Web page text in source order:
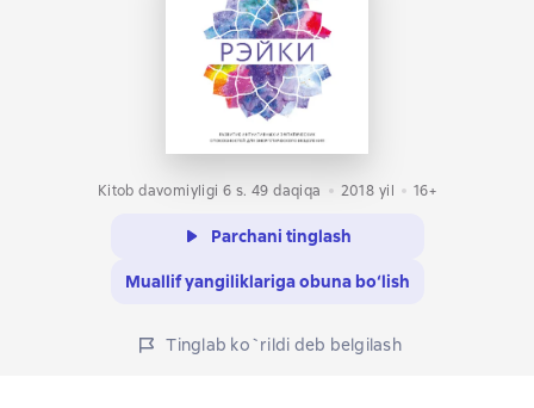
Kitob davomiyligi 6 s. 49 daqiqa 2018 yil 16+
Parchani tinglash
Muallif yangiliklariga obuna bo‘lish
Tinglab ko`rildi deb belgilash